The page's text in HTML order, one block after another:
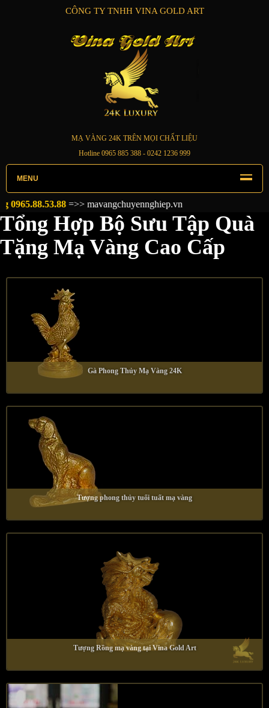
CÔNG TY TNHH VINA GOLD ART
MẠ VÀNG 24K TRÊN MỌI CHẤT LIỆU
Hotline 0965 885 388 - 0242 1236 999
MENU
=>>mavangchuyennghiep.vn
Tổng Hợp Bộ Sưu Tập Quà
Tặng Mạ Vàng Cao Cấp
Gà Phong Thủy Mạ Vàng 24K
Tượng phong thủy tuổi tuất mạ vàng
Tượng Rồng mạ vàng tại Vina Gold Art